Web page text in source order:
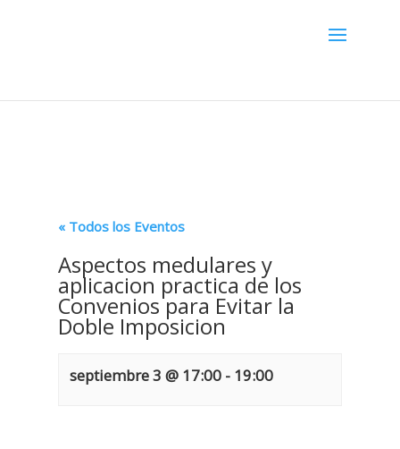
« Todos los Eventos
Aspectos medulares y
aplicacion practica de los
Convenios para Evitar la
Doble Imposicion
septiembre 3 @ 17:00- 19:00